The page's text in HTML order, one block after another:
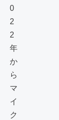
0
2
2
年
か
ら
マ
イ
ク